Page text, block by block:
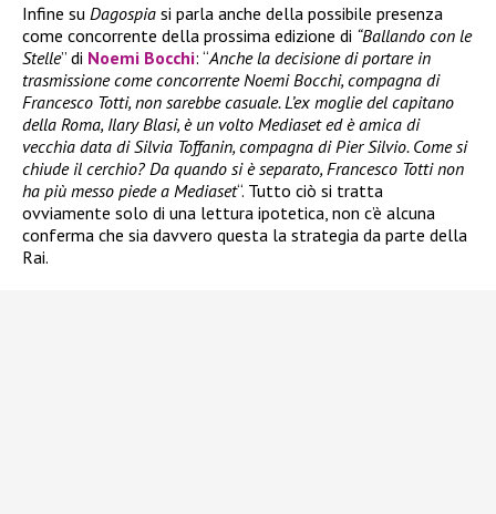
Infine su Dagospia si parla anche della possibile presenza
come concorrente della prossima edizione di “Ballando con le
Stelle” di Noemi Bocchi: “Anche la decisione di portare in
trasmissione come concorrente Noemi Bocchi, compagna di
Francesco Totti, non sarebbe casuale. L’ex moglie del capitano
della Roma, Ilary Blasi, è un volto Mediaset ed è amica di
vecchia data di Silvia Toffanin, compagna di Pier Silvio. Come si
chiude il cerchio? Da quando si è separato, Francesco Totti non
ha più messo piede a Mediaset“. Tutto ciò si tratta
ovviamente solo di una lettura ipotetica, non c’è alcuna
conferma che sia davvero questa la strategia da parte della
Rai.